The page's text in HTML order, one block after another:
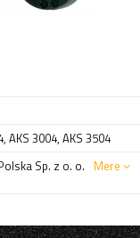
,AKS 3004,AKS 3504
Sp. z o. o. Mere